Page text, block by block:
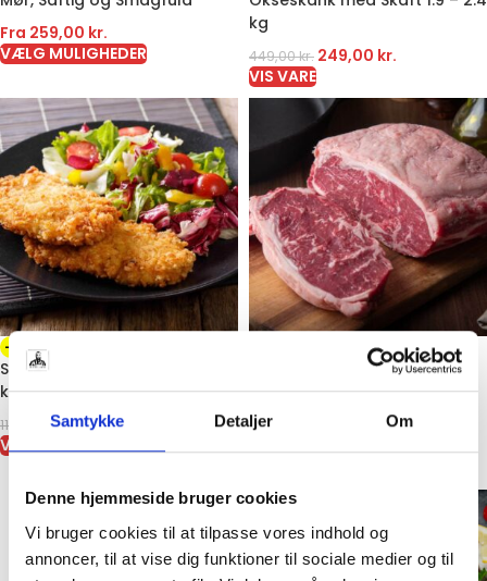
Samtykke Detaljer Om
Denne hjemmeside bruger cookies
Vi bruger cookies til at tilpasse vores indhold og
annoncer, til at vise dig funktioner til sociale medier og til
Fra 259,00 kr.
VÆLG MULIGHEDER
kg
449,00kr. 249,00 kr.
VIS VARE
-34%
Sprødpaneret kyllingefilet –
klar til ovn eller pande
119,00 kr.79,00kr.
VIS VARE
Grainfed Striploin – Mør,
Smagfuld og Elegant
Steakoplevelse
Fra239,00kr.